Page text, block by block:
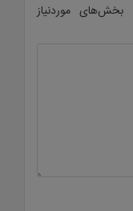
بخش‌های موردنیاز